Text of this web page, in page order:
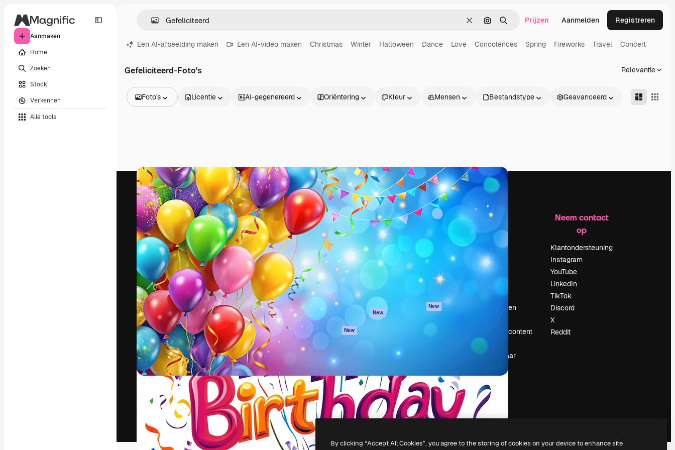
Aanmaken
Home
Zoeken
Stock
Verkennen
Alle tools
WissenZoeken op afbeelding
ZoekenPrijzen Aanmelden Registreren
Een AI-afbeelding maken Een AI-video maken Christmas Winter Halloween Dance Love Condolences Spring Fireworks Travel Concert
Gefeliciteerd-Foto's Relevantie
Foto's
Video's
Filmmateriaal
Dynamische afbeeldingen
Videosjablonen
Iconen
3D-modellen
Lettertypen
Licentie AI-gegenereerd Oriëntering Kleur Mensen Bestandstype Geavanceerd
Het creatieve platform om je beste werk te
creëren. Meer dan 1 miljoen abonnees
onder creatievelingen, ondernemingen,
bureaus en studio's.
Nederlands
Producten
Spaces
AI-assistent
AI Image Generator
AI Video Generator
AI Voice Generator
Stockcontent
MCP voor
Claude/ChatGPT
New
New
Alle Magnific-tools
Aan de slag
Academy
Documentatie
Ondersteuning
Algemene
voorwaarden
New
Onderneming
Bedrijf
Prijzen
Over ons
Reviews
Vacatures
Evenementen
Verkoop je content
Perszaal
Op zoek naar
Neem contact
op
Klantondersteuning
Instagram
YouTube
LinkedIn
TikTok
Discord
X
Reddit
Copyright © 2010- 2026Freepik Company S.L.U.Alle rechten voorbehouden.
By clicking “Accept All Cookies”, you agree to the storing of cookies on your device to enhance site